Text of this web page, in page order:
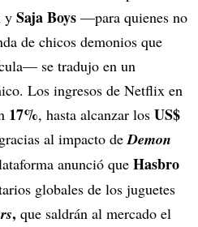
y Saja Boys —para quienes no
de chicos demonios que
se tradujo en un
Los ingresos de Netflix en
17%, hasta alcanzar los US$
al impacto de Demon
anunció que Hasbro
globales de los juguetes
, que saldrán al mercado el